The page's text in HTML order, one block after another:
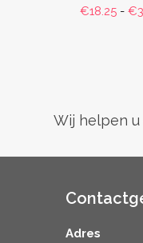
€18.25 - €
Wij helpen
Adres